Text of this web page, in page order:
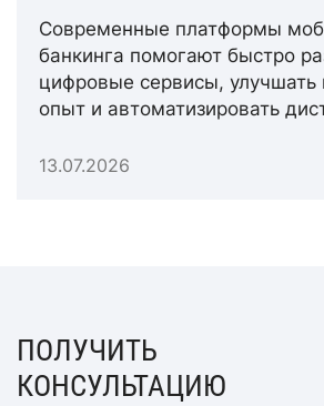
Современные платформы
банкинга помогают быстро
цифровые сервисы, улучшать
опыт и автоматизировать
13.07.2026
ПОЛУЧИТЬ
КОНСУЛЬТАЦИЮ